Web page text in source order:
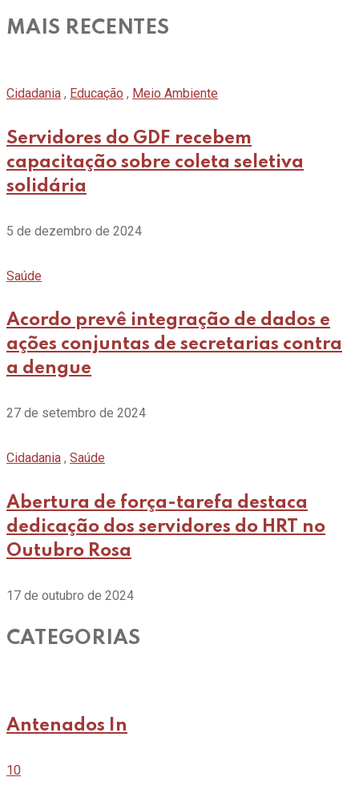
MAIS RECENTES
Cidadania , Educação , Meio Ambiente
Servidores do GDF recebem
capacitação sobre coleta seletiva
solidária
5 de dezembro de 2024
Saúde
Acordo prevê integração de dados e
ações conjuntas de secretarias contra
a dengue
27 de setembro de 2024
Cidadania , Saúde
Abertura de força-tarefa destaca
dedicação dos servidores do HRT no
Outubro Rosa
17 de outubro de 2024
CATEGORIAS
Antenados In
10